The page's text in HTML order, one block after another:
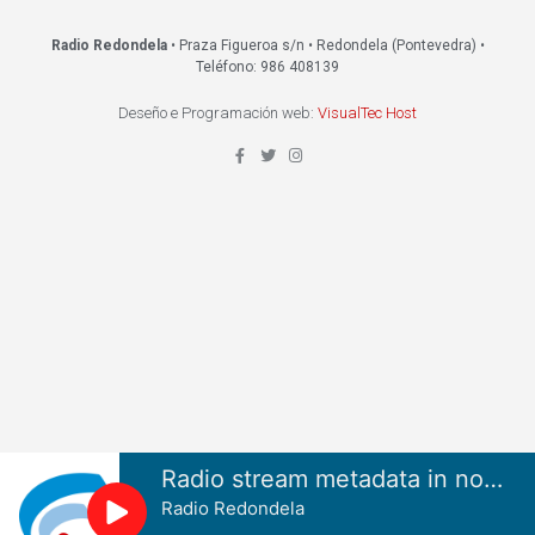
Radio Redondela• Praza Figueroa s/n • Redondela (Pontevedra) •
Teléfono: 986 408139
Deseño e Programación web: VisualTec Host
Radio stream metadata in not available.
Radio Redondela